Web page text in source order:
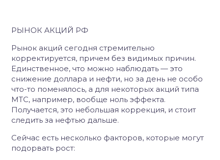
РЫНОК АКЦИЙ РФ
Рынок акций сегодня стремительно
корректируется, причем без видимых причин.
Единственное, что можно наблюдать — это
снижение доллара и нефти, но за день не особо
что-то поменялось, а для некоторых акций типа
МТС, например, вообще ноль эффекта.
Получается, это небольшая коррекция, и стоит
следить за нефтью дальше.
Сейчас есть несколько факторов, которые могут
подорвать рост: